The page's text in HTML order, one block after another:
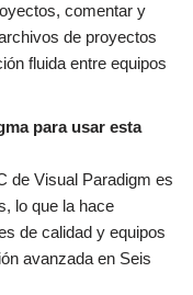
comentar y
de proyectos
fluida entre equipos
para usar esta
de Visual Paradigm es
lo que la hace
de calidad y equipos
avanzada en Seis